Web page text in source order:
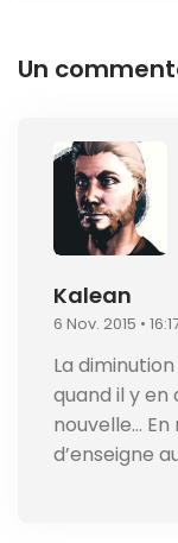
Un
Kalean
6 Nov. 2015 •
La
quand il y en
nouvelle…
d’enseigne